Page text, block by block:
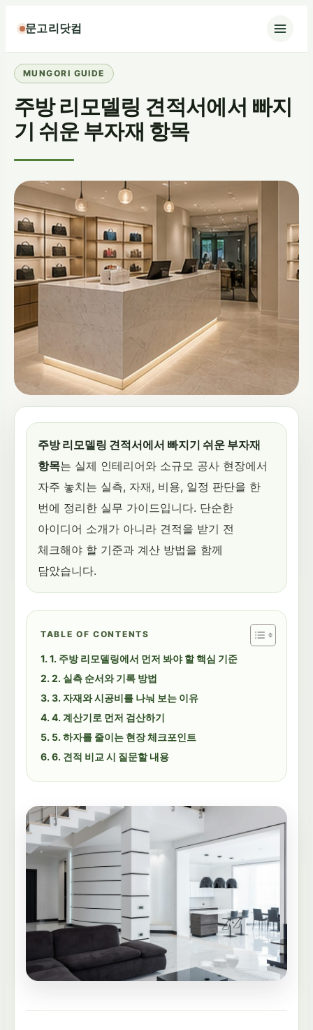
츠
로
로
가
기
문고리닷컴
주방 리모델링 견적서에서 빠지
기 쉬운 부자재 항목
주방 리모델링 견적서에서 빠지기 쉬운 부자재
항목는 실제 인테리어와 소규모 공사 현장에서
자주 놓치는 실측, 자재, 비용, 일정 판단을 한
번에 정리한 실무 가이드입니다. 단순한
아이디어 소개가 아니라 견적을 받기 전
체크해야 할 기준과 계산 방법을 함께
담았습니다.
TABLE OF CONTENTS
1. 주방 리모델링에서 먼저 봐야 할 핵심 기준
2. 실측 순서와 기록 방법
3. 자재와 시공비를 나눠 보는 이유
4. 계산기로 먼저 검산하기
5. 하자를 줄이는 현장 체크포인트
6. 견적 비교 시 질문할 내용